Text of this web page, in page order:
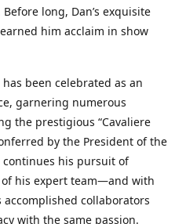
long, Dan’s exquisite
him acclaim in show
has been celebrated as an
garnering numerous
the prestigious “Cavaliere
by the President of the
continues his pursuit of
his expert team—and with
collaborators
with the same passion.